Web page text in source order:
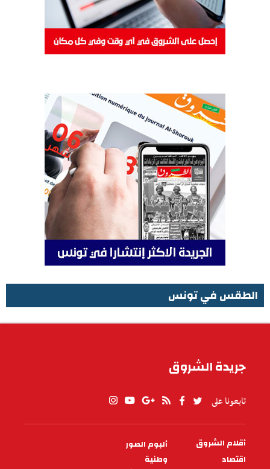
الطقس في تونس
جريدة الشروق
تابعونا على
PIED
DE
أقلام الشروق
ألبوم الصور
اقتصاد
وطنية